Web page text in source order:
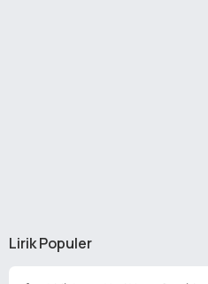
Lirik Populer